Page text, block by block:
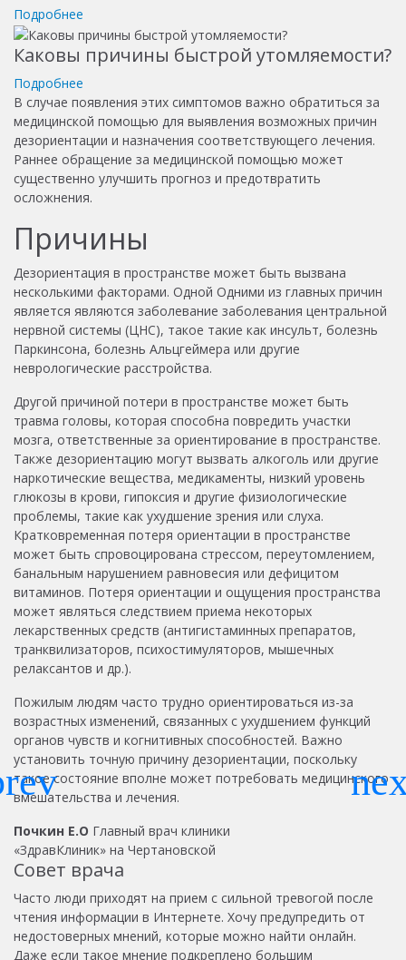
Подробнее
Каковы причины быстрой утомляемости?
Подробнее
В случае появления этих симптомов важно обратиться за
медицинской помощью для выявления возможных причин
дезориентации и назначения соответствующего лечения.
Раннее обращение за медицинской помощью может
существенно улучшить прогноз и предотвратить
осложнения.
Причины
Дезориентация в пространстве может быть вызвана
несколькими факторами. Одной Одними из главных причин
является являются заболевание заболевания центральной
нервной системы (ЦНС), такое такие как инсульт, болезнь
Паркинсона, болезнь Альцгеймера или другие
неврологические расстройства.
Другой причиной потери в пространстве может быть
травма головы, которая способна повредить участки
мозга, ответственные за ориентирование в пространстве.
Также дезориентацию могут вызвать алкоголь или другие
наркотические вещества, медикаменты, низкий уровень
глюкозы в крови, гипоксия и другие физиологические
проблемы, такие как ухудшение зрения или слуха.
Кратковременная потеря ориентации в пространстве
может быть спровоцирована стрессом, переутомлением,
банальным нарушением равновесия или дефицитом
витаминов. Потеря ориентации и ощущения пространства
может являться следствием приема некоторых
лекарственных средств (антигистаминных препаратов,
транквилизаторов, психостимуляторов, мышечных
релаксантов и др.).
Пожилым людям часто трудно ориентироваться из-за
возрастных изменений, связанных с ухудшением функций
органов чувств и когнитивных способностей. Важно
установить точную причину дезориентации, поскольку
такое состояние вполне может потребовать медицинского
вмешательства и лечения.
Почкин Е.О Главный врач клиники
«ЗдравКлиник» на Чертановской
Совет врача
Часто люди приходят на прием с сильной тревогой после
чтения информации в Интернете. Хочу предупредить от
недостоверных мнений, которые можно найти онлайн.
Даже если такое мнение подкреплено большим